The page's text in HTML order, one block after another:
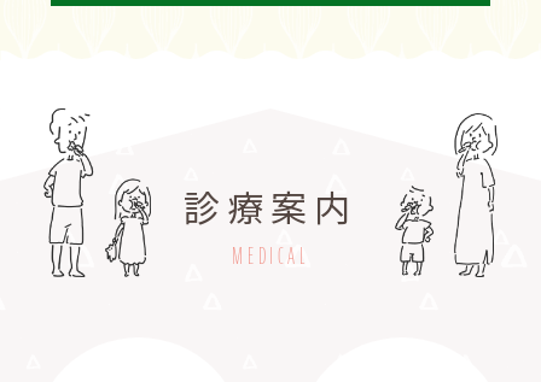
診療案内
MEDICAL